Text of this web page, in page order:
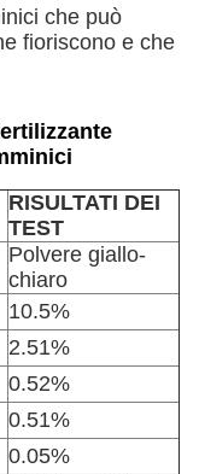
che può
fioriscono e che
RISULTATI DEI
TEST
Polvere giallo-
chiaro
10.5%
2.51%
0.52%
0.51%
0.05%